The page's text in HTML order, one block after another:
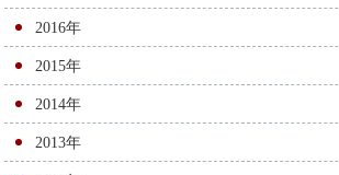
2016年
2015年
2014年
2013年